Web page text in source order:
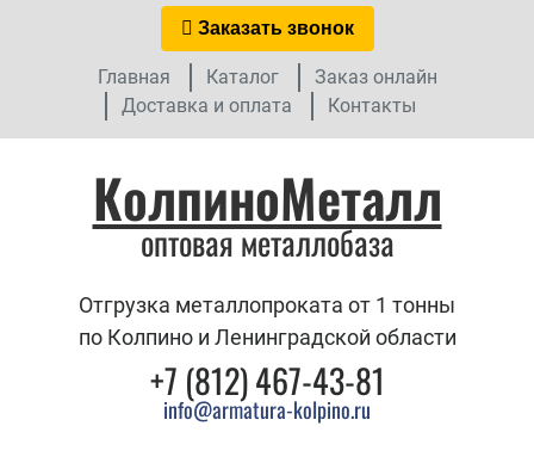
Заказать звонок
Главная Каталог
Заказ онлайн
Доставка и оплата
Контакты
КолпиноМеталл
оптовая металлобаза
Отгрузка металлопроката от 1 тонны
по Колпино и Ленинградской области
+7 (812) 467-43-81
info@armatura-kolpino.ru